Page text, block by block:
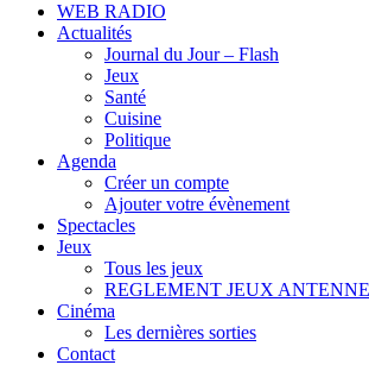
WEB RADIO
Actualités
Journal du Jour – Flash
Jeux
Santé
Cuisine
Politique
Agenda
Créer un compte
Ajouter votre évènement
Spectacles
Jeux
Tous les jeux
REGLEMENT JEUX
Cinéma
Les dernières sorties
Contact